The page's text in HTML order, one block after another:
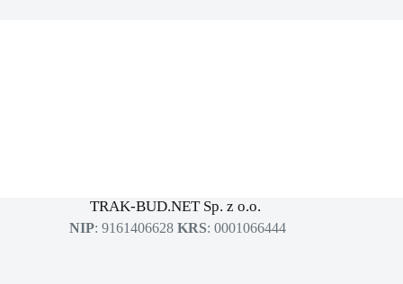
TRAK-BUD.NET Sp. z o.o.
NIP: 9161406628 KRS: 0001066444